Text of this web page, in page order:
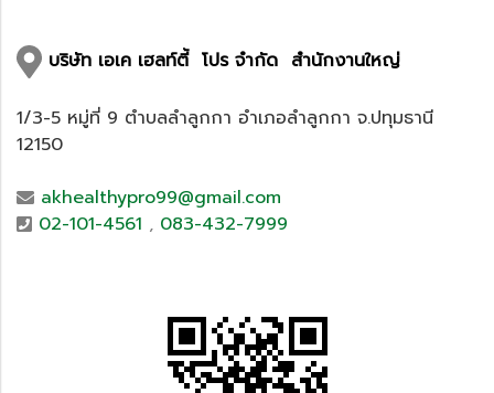
บริษัท เอเค เฮลท์ตี้ โปร จำกัด สำนักงานใหญ่
1/3-5 หมู่ที่ 9 ตำบลลำลูกกา อำเภอลำลูกกา จ.ปทุมธานี
12150
akhealthypro99@gmail.com
02-101-4561 , 083-432-7999